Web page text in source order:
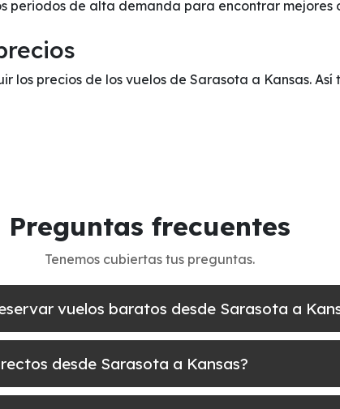
periodos de alta demanda para encontrar mejores
los precios de los vuelos de Sarasota a Kansas.
Preguntas frecuentes
Tenemos cubiertas tus preguntas.
vuelos baratos desde Sarasota a
desde Sarasota a Kansas?